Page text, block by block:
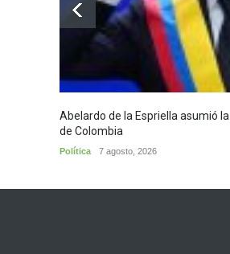
Abelardo de la Espriella asumió
de Colombia
Política 7 agosto, 2026